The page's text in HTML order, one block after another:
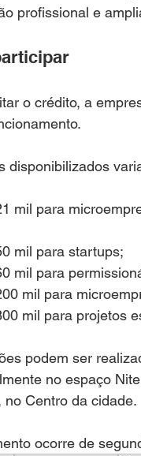
profissional e
o crédito, a
disponibilizados
mil para
mil para startups;
mil para
mil para
mil para projetos
podem ser
no espaço
no Centro da cidade.
ocorre de